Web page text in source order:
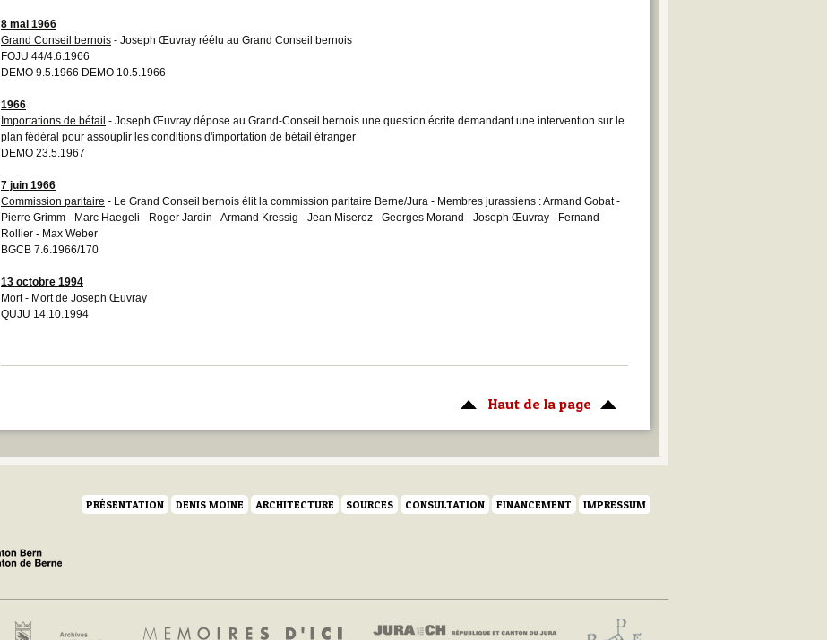
8 mai 1966
Grand Conseil bernois - Joseph Œuvray réélu au Grand Conseil bernois
FOJU 44/4.6.1966
DEMO 9.5.1966 DEMO 10.5.1966
1966
Importations de bétail - Joseph Œuvray dépose au Grand-Conseil bernois une question écrite demandant une intervention sur le
plan fédéral pour assouplir les conditions d'importation de bétail étranger
DEMO 23.5.1967
7 juin 1966
Commission paritaire - Le Grand Conseil bernois élit la commission paritaire Berne/Jura - Membres jurassiens : Armand Gobat -
Pierre Grimm - Marc Haegeli - Roger Jardin - Armand Kressig - Jean Miserez - Georges Morand - Joseph Œuvray - Fernand
Rollier - Max Weber
BGCB 7.6.1966/170
13 octobre 1994
Mort- Mort de Joseph Œuvray
QUJU 14.10.1994
Haut de la page
PRÉSENTATION DENIS MOINE ARCHITECTURE SOURCES CONSULTATION FINANCEMENT IMPRESSUM